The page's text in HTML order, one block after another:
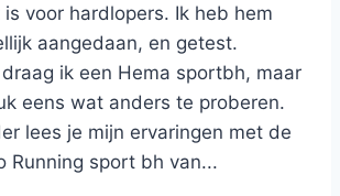
is voor hardlopers. Ik heb hem
aangedaan, en getest.
ik een Hema sportbh, maar
eens wat anders te proberen.
lees je mijn ervaringen met de
Running sport bh van...